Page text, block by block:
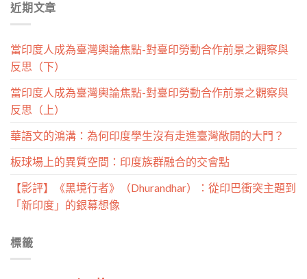
類
近期文章
當印度人成為臺灣輿論焦點-對臺印勞動合作前景之觀察與
反思（下）
當印度人成為臺灣輿論焦點-對臺印勞動合作前景之觀察與
反思（上）
華語文的鴻溝：為何印度學生沒有走進臺灣敞開的大門？
板球場上的異質空間：印度族群融合的交會點
【影評】《黑境行者》（Dhurandhar）：從印巴衝突主題到
「新印度」的銀幕想像
標籤